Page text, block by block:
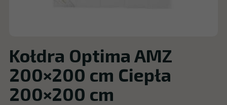
Kołdra Optima AMZ
200×200 cm Ciepła
200×200 cm